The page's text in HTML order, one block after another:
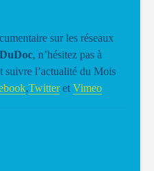
sur les réseaux
, n’hésitez pas à
suivre l’actualité du Mois
,Twitteret Vimeo